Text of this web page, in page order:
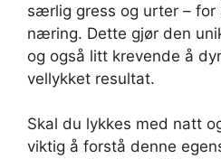
særlig gress og urter – for
næring. Dette gjør den
og også litt krevende å
vellykket resultat.
Skal du lykkes med natt
viktig å forstå denne